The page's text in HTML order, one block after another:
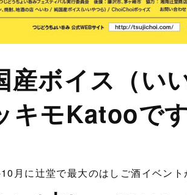
産ボイス（い
キモKatooで
月に辻堂で最大のはしご酒イベント